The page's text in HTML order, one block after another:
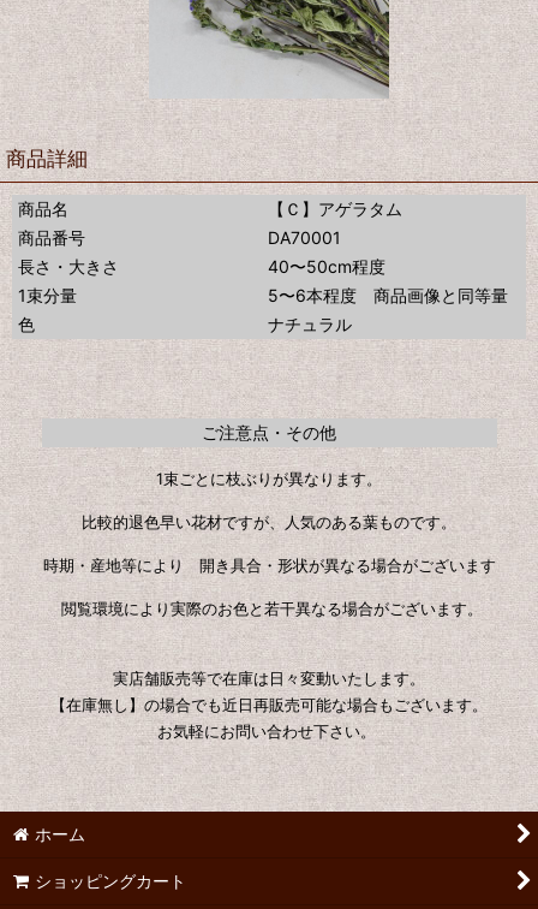
商品詳細
商品名
【Ｃ】アゲラタム
商品番号
DA70001
長さ・大きさ
40〜50cm程度
1束分量
5〜6本程度 商品画像と同等量
色
ナチュラル
ご注意点・その他
1束ごとに枝ぶりが異なります。
比較的退色早い花材ですが、人気のある葉ものです。
時期・産地等により 開き具合・形状が異なる場合がございます
閲覧環境により実際のお色と若干異なる場合がございます。
実店舗販売等で在庫は日々変動いたします。
【在庫無し】の場合でも近日再販売可能な場合もございます。
お気軽にお問い合わせ下さい。
ホーム
ショッピングカート